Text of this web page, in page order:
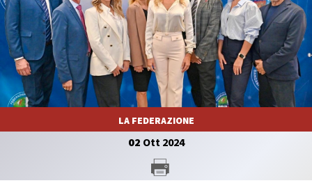
AREA TECNICA
GARE
LA FEDERAZIONE
02 Ott2024